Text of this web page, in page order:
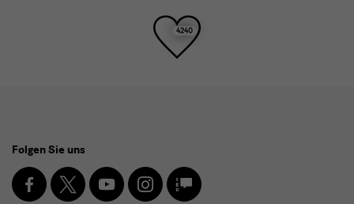
4240Toller
Media
und
Folgen Sie uns
Facebook
X YoutubeInstagramSKD
Blog